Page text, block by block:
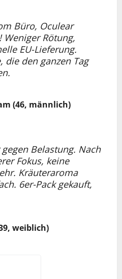
Büro, Oculear
Weniger Rötung,
EU-Lieferung.
den ganzen Tag
(46, männlich)
Belastung. Nach
Fokus, keine
Kräuteraroma
6er-Pack gekauft,
weiblich)